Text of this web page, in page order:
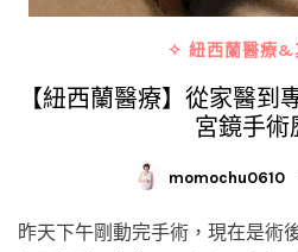
✧ 紐西蘭醫療&
【紐西蘭醫療】從家醫
宮鏡手術
momochu0610
昨天下午剛動完手術，現在是術